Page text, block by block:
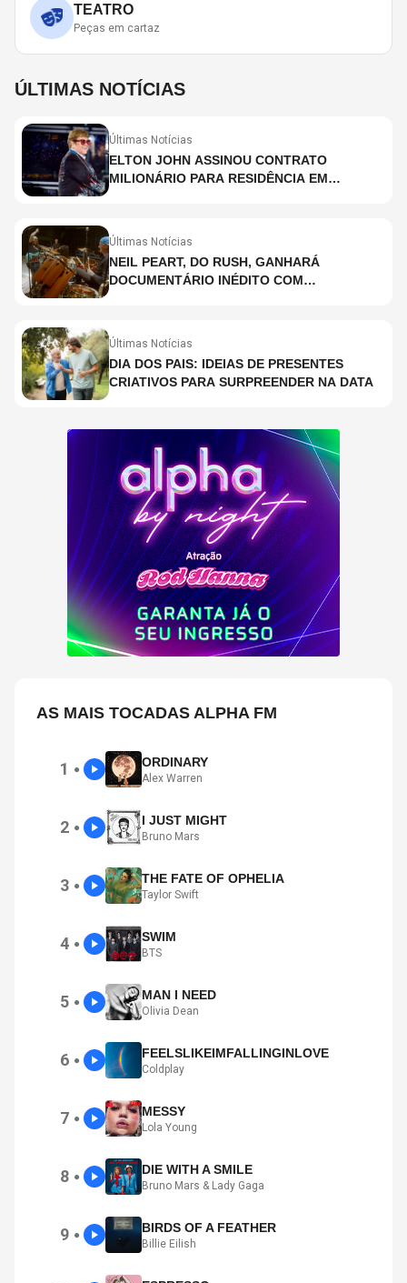
TEATRO
Peças em cartaz
ÚLTIMAS NOTÍCIAS
Últimas Notícias
ELTON JOHN ASSINOU CONTRATO
MILIONÁRIO PARA RESIDÊNCIA EM
Últimas Notícias
NEIL PEART, DO RUSH, GANHARÁ
DOCUMENTÁRIO INÉDITO COM
Últimas Notícias
DIA DOS PAIS: IDEIAS DE PRESENTES
CRIATIVOS PARA SURPREENDER NA DATA
AS MAIS TOCADAS ALPHA FM
1 ● ORDINARY
Alex Warren
2 ● I JUST MIGHT
Bruno Mars
3 ● THE FATE OF OPHELIA
Taylor Swift
4 ● SWIM
BTS
5 ● MAN I NEED
Olivia Dean
6 ● FEELSLIKEIMFALLINGINLOVE
Coldplay
7 ● MESSY
Lola Young
8 ● DIE WITH A SMILE
Bruno Mars & Lady Gaga
9 ● BIRDS OF A FEATHER
Billie Eilish